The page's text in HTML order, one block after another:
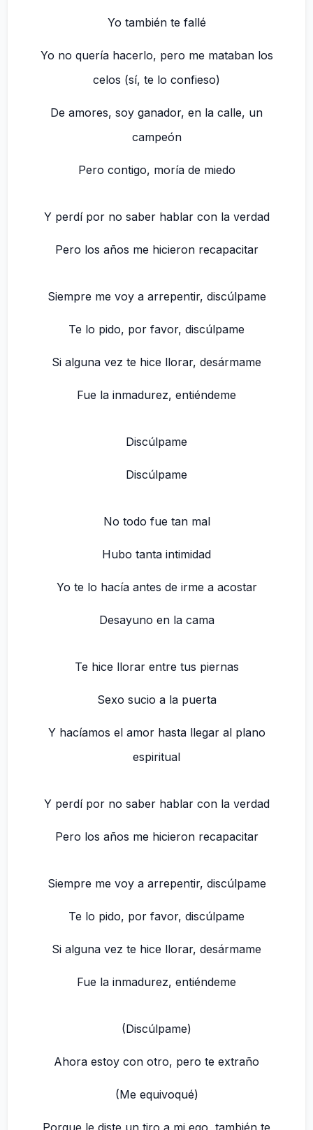
Yo también te fallé
Yo no quería hacerlo, pero me mataban los
celos (sí, te lo confieso)
De amores, soy ganador, en la calle, un
campeón
Pero contigo, moría de miedo
Y perdí por no saber hablar con la verdad
Pero los años me hicieron recapacitar
Siempre me voy a arrepentir, discúlpame
Te lo pido, por favor, discúlpame
Si alguna vez te hice llorar, desármame
Fue la inmadurez, entiéndeme
Discúlpame
Discúlpame
No todo fue tan mal
Hubo tanta intimidad
Yo te lo hacía antes de irme a acostar
Desayuno en la cama
Te hice llorar entre tus piernas
Sexo sucio a la puerta
Y hacíamos el amor hasta llegar al plano
espiritual
Y perdí por no saber hablar con la verdad
Pero los años me hicieron recapacitar
Siempre me voy a arrepentir, discúlpame
Te lo pido, por favor, discúlpame
Si alguna vez te hice llorar, desármame
Fue la inmadurez, entiéndeme
(Discúlpame)
Ahora estoy con otro, pero te extraño
(Me equivoqué)
Porque le diste un tiro a mi ego, también te